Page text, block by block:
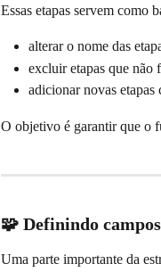
Essas etapas servem como
alterar o nome das
excluir etapas que não
adicionar novas etapas
O objetivo é garantir que o
🧩 Definindo
Uma parte importante da